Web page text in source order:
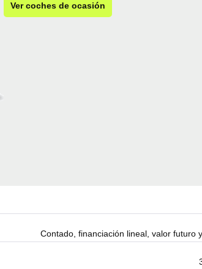
Ver coches de ocasión
Contado, financiación lineal, valor futuro y